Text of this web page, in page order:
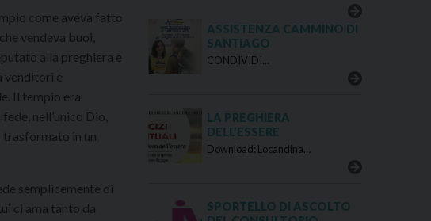
come aveva fatto
vendeva buoi,
alla preghiera e
venditori e
Il tempio era
nell’unico Dio,
trasformato in un
semplicemente di
Lui ci ama tanto da
ASSISTENZA CAMMINO DI
SANTIAGO
CONDIVIDI…
LA PREGHIERA
DELL’ESSERE
Download: Locandina…
SPORTELLO DI ASCOLTO